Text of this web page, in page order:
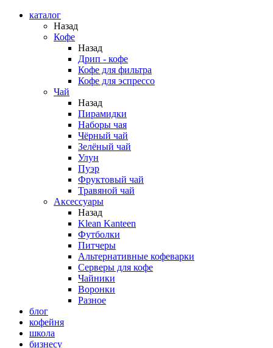
каталог
Назад
Кофе
Назад
Дрип - кофе
Кофе для фильтра
Кофе для эспрессо
Чай
Назад
Пирамидки
Наборы чая
Чёрный чай
Зелёный чай
Улун
Пуэр
Фруктовый чай
Травяной чай
Аксессуары
Назад
Klean Kanteen
Футболки
Питчеры
Альтернативные кофеварки
Серверы для кофе
Чайники
Воронки
Разное
блог
кофейня
школа
бизнесу